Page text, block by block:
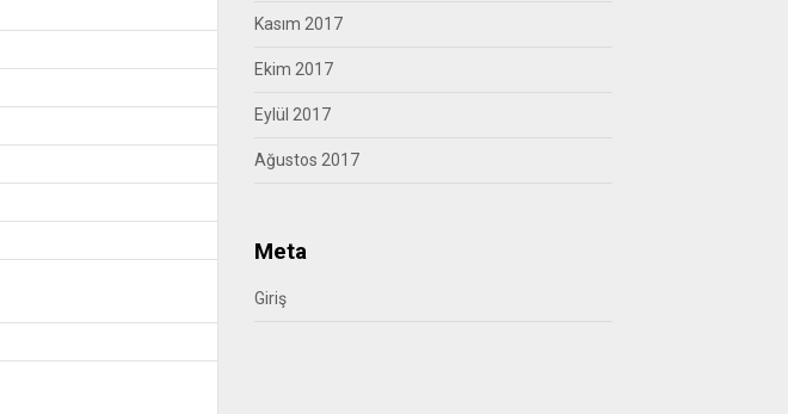
Kasım 2017
Ekim 2017
Eylül 2017
Ağustos 2017
Meta
Giriş